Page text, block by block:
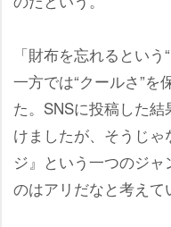
「財布を忘れるという
一方では“クールさ”を
た。SNSに投稿した
けましたが、そうじ
ジ』という一つのジャ
のはアリだなと考えて